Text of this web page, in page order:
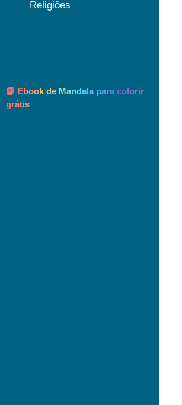
Religiões
📘 Ebook de Mandala para colorir
grátis